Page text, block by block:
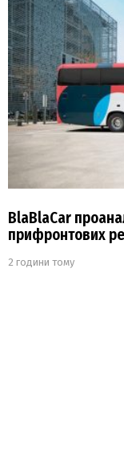
BlaBlaCar
прифронтових
2 години тому